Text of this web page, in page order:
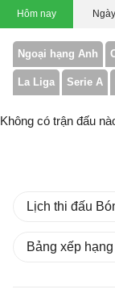
Hôm nay
Ngoại hạng Anh
La Liga Serie A
Không có trận đấu
Lịch thi đấu
Bảng xếp